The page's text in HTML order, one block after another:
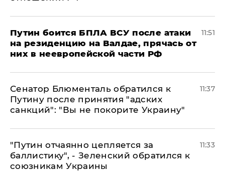
Путин боится БПЛА ВСУ после атаки
на резиденцию на Валдае, прячась от
них в неевропейской части РФ
11:51
Сенатор Блюменталь обратился к
Путину после принятия "адских
санкций": "Вы не покорите Украину"
11:37
"Путин отчаянно цепляется за
баллистику", - Зеленский обратился к
союзникам Украины
11:33